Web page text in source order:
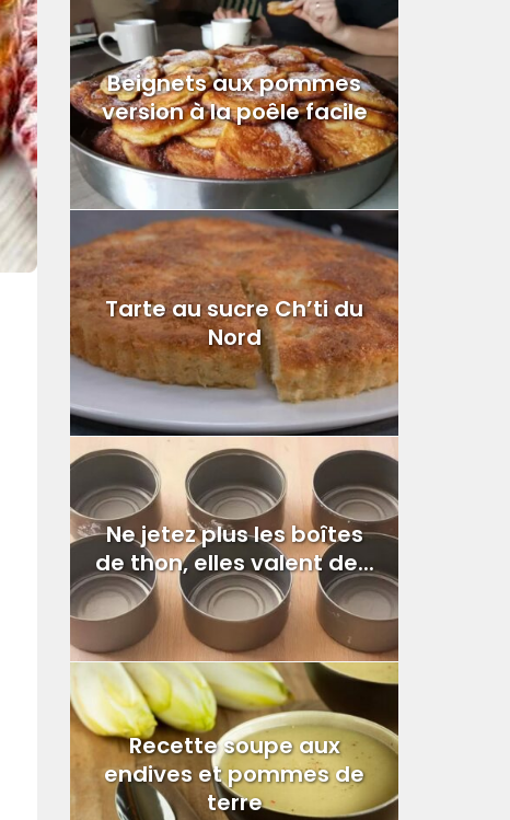
Beignets aux pommes
version à la poêle facile
Tarte au sucre Ch’ti du
Nord
Ne jetez plus les boîtes
de thon, elles valent de...
Recette soupe aux
endives et pommes de
terre